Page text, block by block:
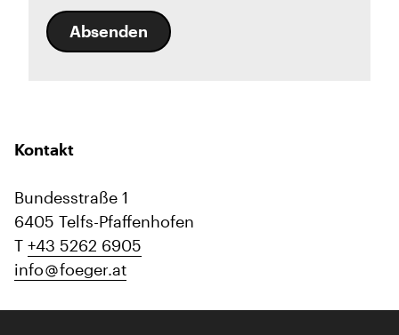
Absenden
Kontakt
Bundesstraße 1
6405 Telfs-Pfaffenhofen
T +43 5262 6905
info
foeger.at